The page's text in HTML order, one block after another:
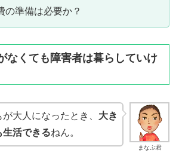
準備は必要か？
なくても障害者は暮らしていけ
まなぶ君
大人になったとき、 大き
活できるねん。